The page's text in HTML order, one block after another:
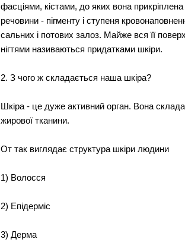
фасціями, кістами, до яких вона
речовини - пігменту і ступеня
сальних і потових залоз. Майже вся її
нігтями називаються придатками шкіри.
2. З чого ж складається наша шкіра?
Шкіра - це дуже активний орган. Вона
жирової тканини.
От так виглядає структура шкіри людини
1) Волосся
2) Епідерміс
3) Дерма